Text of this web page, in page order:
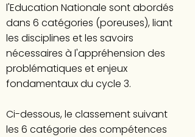
l'Education Nationale sont abordés
dans 6 catégories (poreuses), liant
les disciplines et les savoirs
nécessaires à l'appréhension des
problématiques et enjeux
fondamentaux du cycle 3.
Ci-dessous, le classement suivant
les 6 catégorie des compétences